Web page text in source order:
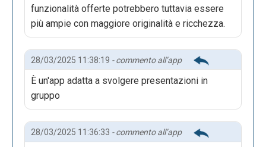
funzionalità offerte potrebbero tuttavia essere
più ampie con maggiore originalità e ricchezza.
28/03/2025 11:38:19 - commento all’app
È un'app adatta a svolgere presentazioni in
gruppo
28/03/2025 11:36:33 - commento all’app